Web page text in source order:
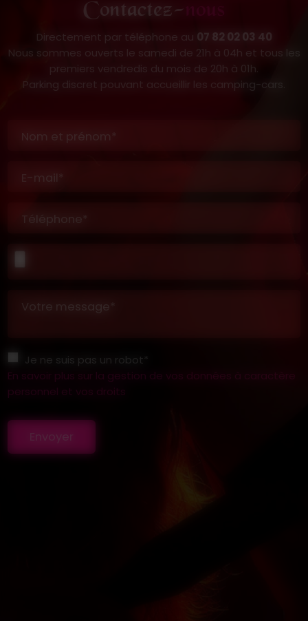
Contactez-
Directement par téléphone au 07 82 02 03 40
Nous sommes ouverts le samedi de 21h à 04h et tous les
premiers vendredis du mois de 20h à 01h.
Parking discret pouvant accueillir les camping-cars.
Nom et prénom*
E-mail*
Téléphone*
Votre message*
Je ne suis pas un robot*
En savoir plus sur la gestion de vos données à caractère
personnel et vos droits
Envoyer